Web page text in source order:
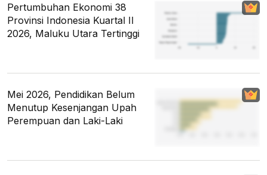
Pertumbuhan Ekonomi 38
Provinsi Indonesia Kuartal II
2026, Maluku Utara Tertinggi
Mei 2026, Pendidikan Belum
Menutup Kesenjangan Upah
Perempuan dan Laki-Laki